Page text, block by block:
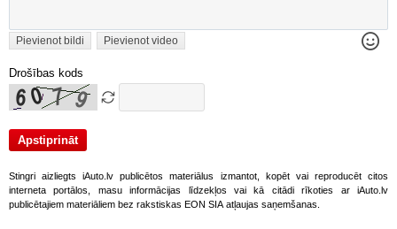
Pievienot bildi Pievienot video
Drošības kods
Stingri aizliegts iAuto.lv publicētos materiālus izmantot, kopēt vai reproducēt citos
interneta portālos, masu informācijas līdzekļos vai kā citādi rīkoties ar iAuto.lv
publicētajiem materiāliem bez rakstiskas EON SIA atļaujas saņemšanas.